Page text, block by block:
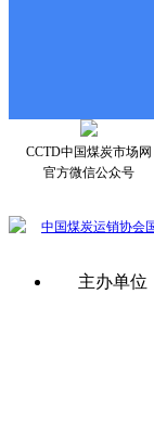
CCTD中国煤炭市场网
官方微信公众号
中国煤炭运销协会
主办单位